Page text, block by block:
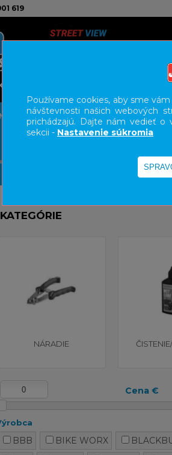
619
PREDAJNA SERVIS
KATEGÓRIE
NÁRADIE
Cena €
BBB BIKE WORX
Používame cookies, aby sme
návštevnosti našich webových
prichádzajú. Dajte nám vedieť o
sekcii - Nastavenie súkromia